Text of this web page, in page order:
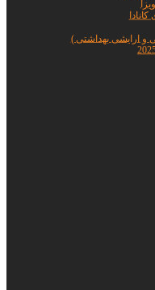
و ارایشی بهداشتی )